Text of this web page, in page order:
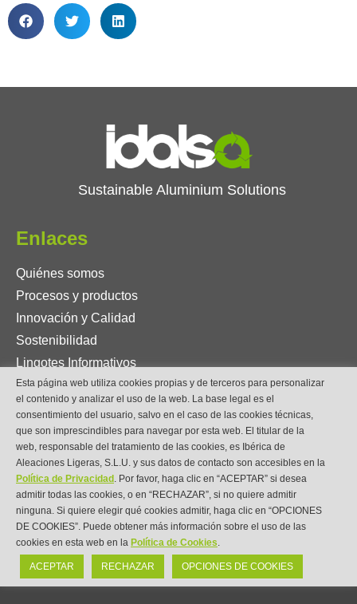
Sustainable Aluminium Solutions
Enlaces
Quiénes somos
Procesos y productos
Innovación y Calidad
Sostenibilidad
Lingotes Informativos
Contacto
Contacto
Crta. Tudela-Alagón (A-126), km 42.5, 50668, Pradilla de
Ebro, Zaragoza (SPAIN).
+34 97 686 01 11
info@idalsa.com
Esta página web utiliza cookies propias y de terceros para personalizar
el contenido y analizar el uso de la web. La base legal es el
consentimiento del usuario, salvo en el caso de las cookies técnicas,
que son imprescindibles para navegar por esta web. El titular de la
web, responsable del tratamiento de las cookies, es Ibérica de
Aleaciones Ligeras, S.L.U. y sus datos de contacto son accesibles en la
Política de Privacidad . Por favor, haga clic en “ACEPTAR” si desea
admitir todas las cookies, o en “RECHAZAR”, si no quiere admitir
ninguna. Si quiere elegir qué cookies admitir, haga clic en “OPCIONES
DE COOKIES”. Puede obtener más información sobre el uso de las
cookies en esta web en la Política de Cookies
ACEPTAR RECHAZAR OPCIONES DE COOKIES